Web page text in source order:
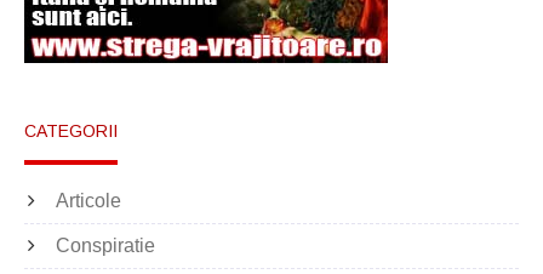
CATEGORII
Articole
Conspiratie